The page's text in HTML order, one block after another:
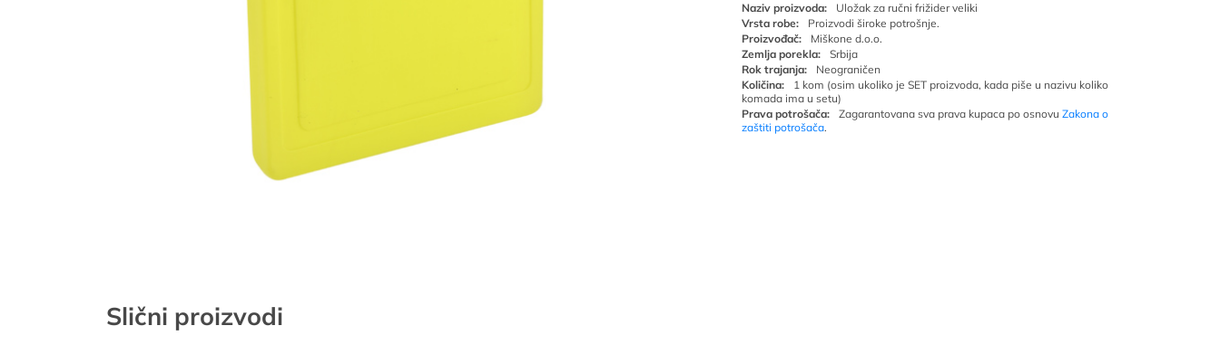
Naziv proizvoda:
Uložak za ručni frižider veliki
Vrsta robe:
Proizvodi široke potrošnje.
Proizvođač:
Miškone d.o.o.
Zemlja porekla:
Srbija
Rok trajanja:
Neograničen
Količina:
1 kom (osim ukoliko je SET proizvoda, kada piše u nazivu koliko
komada ima u setu)
Prava potrošača:
Zagarantovana sva prava kupaca po osnovu Zakona o
zaštiti potrošača.
Slični proizvodi